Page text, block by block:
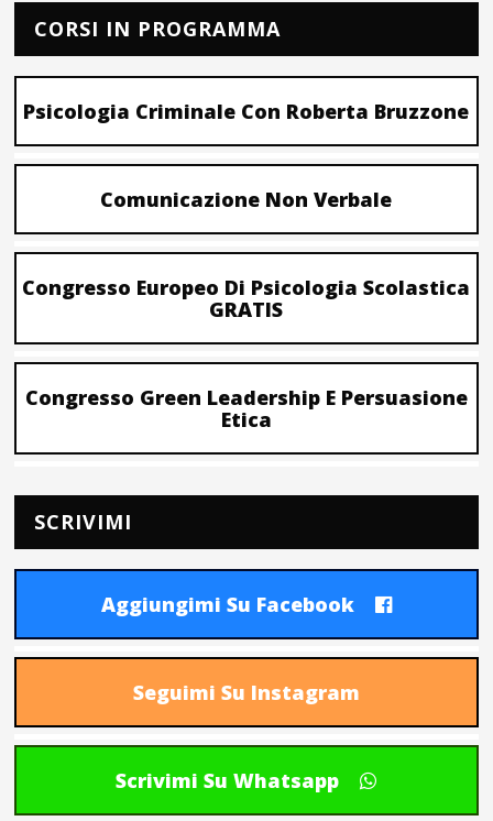
CORSI IN PROGRAMMA
Psicologia Criminale Con Roberta Bruzzone
Comunicazione Non Verbale
Congresso Europeo Di Psicologia Scolastica
GRATIS
Congresso Green Leadership E Persuasione
Etica
SCRIVIMI
Aggiungimi Su Facebook
Seguimi Su Instagram
Scrivimi Su Whatsapp